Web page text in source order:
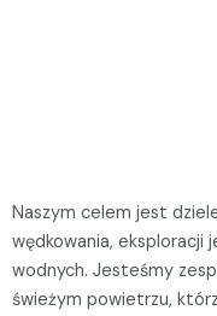
Naszym celem jest
wędkowania, eksploracji
wodnych. Jesteśmy
świeżym powietrzu,